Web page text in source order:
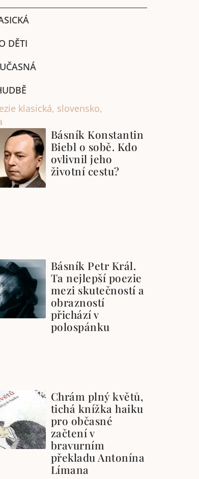
DĚTI
klasická, slovensko,
Básník Konstantin
Biebl o sobě. Kdo
ovlivnil jeho
životní cestu?
Básník Petr Král.
Ta nejlepší poezie
mezi skutečností a
obrazností
přichází v
polospánku
Chrám plný květů,
tichá knížka haiku
pro občasné
začtení v
bravurním
překladu Antonína
Límana